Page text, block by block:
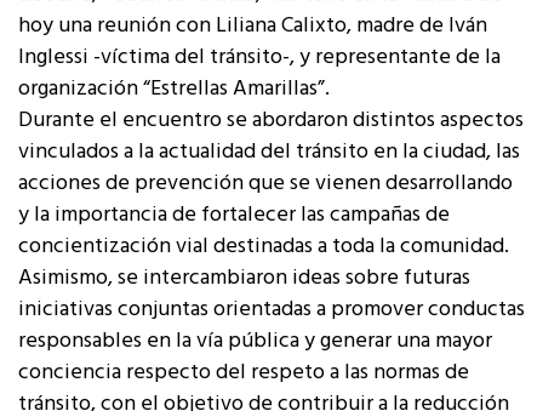
hoy una reunión con Liliana Calixto, madre de Iván
Inglessi -víctima del tránsito-, y representante de la
organización “Estrellas Amarillas”.
Durante el encuentro se abordaron distintos aspectos
vinculados a la actualidad del tránsito en la ciudad, las
acciones de prevención que se vienen desarrollando
y la importancia de fortalecer las campañas de
concientización vial destinadas a toda la comunidad.
Asimismo, se intercambiaron ideas sobre futuras
iniciativas conjuntas orientadas a promover conductas
responsables en la vía pública y generar una mayor
conciencia respecto del respeto a las normas de